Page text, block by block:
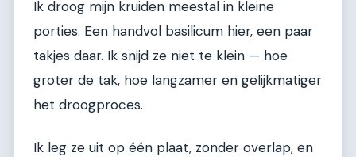
Ik droog mijn kruiden meestal in kleine
porties. Een handvol basilicum hier, een paar
takjes daar. Ik snijd ze niet te klein — hoe
groter de tak, hoe langzamer en gelijkmatiger
het droogproces.
Ik leg ze uit op één plaat, zonder overlap, en